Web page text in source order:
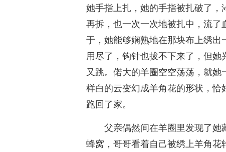
她手指上扎，她的手指被扎破了，
再拆，也一次一次地被扎中，流
于，她能够娴熟地在那块布上绣
用尽了，钩针也拔不下来了，但
又跳。偌大的羊圈空空荡荡，就
样白的云变幻成羊角花的形状，
跑回了家。
父亲偶然间在羊圈里发现了她
蜂窝，哥哥看着自己被绣上羊角花